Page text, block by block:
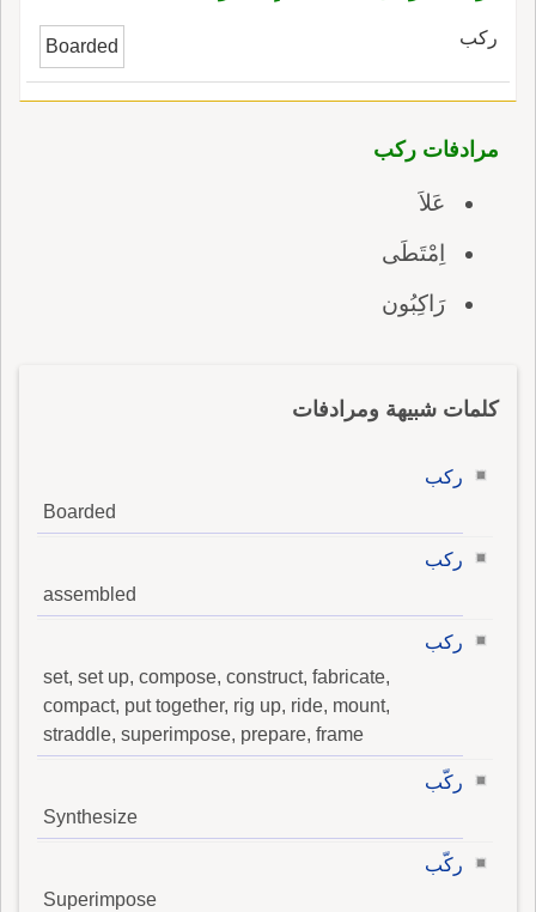
ركب Boarded
مرادفات ركب
عَلاَ
اِمْتَطَى
رَاكِبُون
كلمات شبيهة ومرادفات
ركب
Boarded
ركب
assembled
ركب
set, set up, compose, construct, fabricate,
compact, put together, rig up, ride, mount,
straddle, superimpose, prepare, frame
ركّب
Synthesize
ركّب
Superimpose